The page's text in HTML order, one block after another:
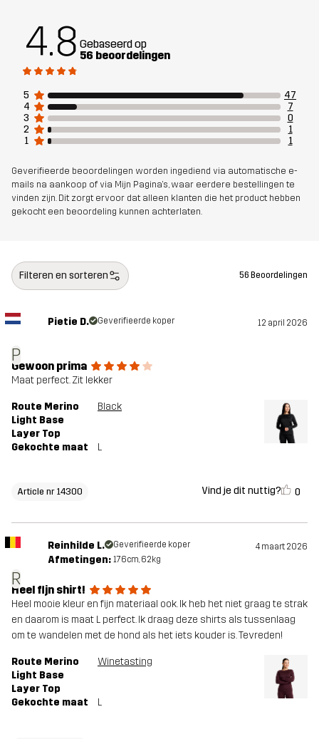
Gewicht 166g in maat Medium
voor
Artikelnummer 14300_2001
4.8 Gebaseerd op
56 beoordelingen
5
47
4
7
3
0
2
1
1
1
Geverifieerde beoordelingen worden ingediend via automatische e-
mails na aankoop of via Mijn Pagina's, waar eerdere bestellingen te
vinden zijn. Dit zorgt ervoor dat alleen klanten die het product hebben
gekocht een beoordeling kunnen achterlaten.
Filteren en sorteren 56 Beoordelingen
P
Pietie D. Geverifieerde koper 12 april 2026
Gewoon prima
Maat perfect. Zit lekker
Route Merino
Light Base
Layer Top
Black
Gekochte maat L
Article nr 14300 Vind je dit nuttig? 0
R
Reinhilde L. Geverifieerde koper 4 maart 2026
Afmetingen: 176cm, 62kg
Heel fijn shirt!
Heel mooie kleur en fijn materiaal ook. Ik heb het niet graag te strak
en daarom is maat L perfect. Ik draag deze shirts als tussenlaag
om te wandelen met de hond als het iets kouder is. Tevreden!
Route Merino
Light Base
Layer Top
Winetasting
Gekochte maat L